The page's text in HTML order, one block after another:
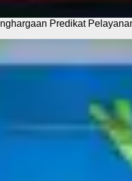
Predikat